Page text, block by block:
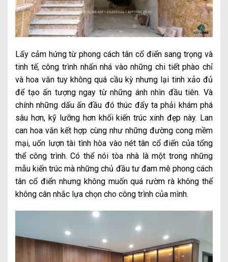
Lấy cảm hứng từ phong cách tân cổ điển sang trọng và
tinh tế, công trình nhấn nhá vào những chi tiết phào chỉ
và hoa văn tuy không quá cầu kỳ nhưng lại tinh xảo đủ
để tạo ấn tượng ngay từ những ánh nhìn đầu tiên. Và
chính những dấu ấn đầu đó thúc đẩy ta phải khám phá
sâu hơn, kỹ lưỡng hơn khối kiến trúc xinh đẹp này. Lan
can hoa văn kết hợp cùng như những đường cong mềm
mại, uốn lượn tài tình hòa vào nét tân cổ điển của tổng
thể công trình. Có thể nói tòa nhà là một trong những
mẫu kiến trúc mà những chủ đầu tư đam mê phong cách
tân cổ điển nhưng không muốn quá rườm rà không thể
không cân nhắc lựa chọn cho công trình của mình.